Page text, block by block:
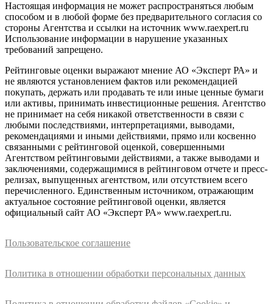
Настоящая информация не может распространяться любым
способом и в любой форме без предварительного согласия со
стороны Агентства и ссылки на источник www.raexpert.ru
Использование информации в нарушение указанных
требований запрещено.
Рейтинговые оценки выражают мнение АО «Эксперт РА» и
не являются установлением фактов или рекомендацией
покупать, держать или продавать те или иные ценные бумаги
или активы, принимать инвестиционные решения. Агентство
не принимает на себя никакой ответственности в связи с
любыми последствиями, интерпретациями, выводами,
рекомендациями и иными действиями, прямо или косвенно
связанными с рейтинговой оценкой, совершенными
Агентством рейтинговыми действиями, а также выводами и
заключениями, содержащимися в рейтинговом отчете и пресс-
релизах, выпущенных агентством, или отсутствием всего
перечисленного. Единственным источником, отражающим
актуальное состояние рейтинговой оценки, является
официальный сайт АО «Эксперт РА» www.raexpert.ru.
Пользовательское соглашение
Политика в отношении обработки персональных данных